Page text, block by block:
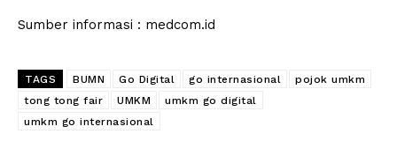
Sumber informasi : medcom.id
TAGS BUMN Go Digital go internasional
pojok umkm
tong tong fair
UMKM
umkm go digital
umkm go internasional